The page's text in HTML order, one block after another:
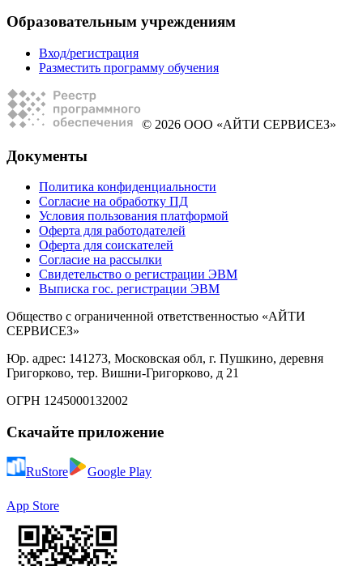
Образовательным учреждениям
Вход/регистрация
Разместить программу обучения
© 2026 ООО «АЙТИ СЕРВИСЕЗ»
Документы
Политика конфиденциальности
Согласие на обработку ПД
Условия пользования платформой
Оферта для работодателей
Оферта для соискателей
Согласие на рассылки
Свидетельство о регистрации ЭВМ
Выписка гос. регистрации ЭВМ
Общество с ограниченной ответственностью «АЙТИ
СЕРВИСЕЗ»
Юр. адрес: 141273, Московская обл, г. Пушкино, деревня
Григорково, тер. Вишни-Григорково, д 21
ОГРН 1245000132002
Скачайте приложение
RuStore Google Play
App Store